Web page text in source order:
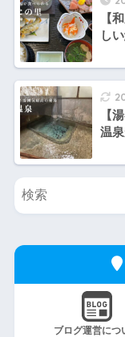
【
し
【
温
ブログ運営につ